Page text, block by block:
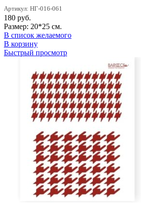
Артикул: НГ-016-061
180 руб.
Размер: 20*25 см.
В список желаемого
В корзину
Быстрый просмотр